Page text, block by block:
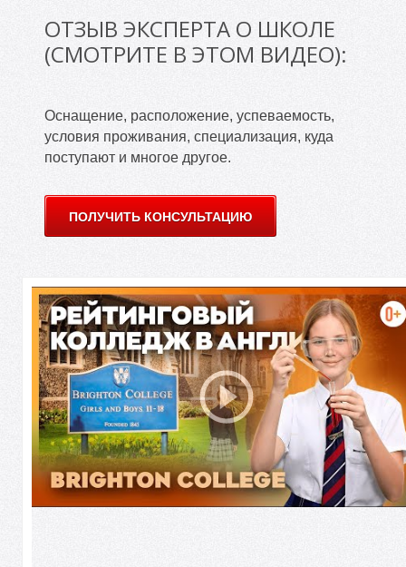
Е
ОТЗЫВ ЭКСПЕРТА О ШКОЛЕ
(СМОТРИТЕ В ЭТОМ ВИДЕО):
Оснащение, расположение, успеваемость,
условия проживания, специализация, куда
поступают и многое другое.
ПОЛУЧИТЬ КОНСУЛЬТАЦИЮ